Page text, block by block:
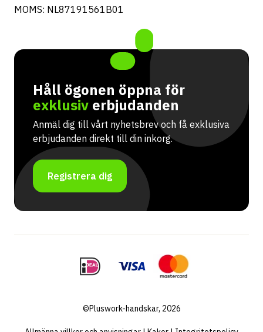
MOMS: NL87191561B01
Håll ögonen öppna för
exklusiv erbjudanden
Anmäl dig till vårt nyhetsbrev och få exklusiva
erbjudanden direkt till din inkorg.
Registrera dig
©Pluswork-handskar, 2026